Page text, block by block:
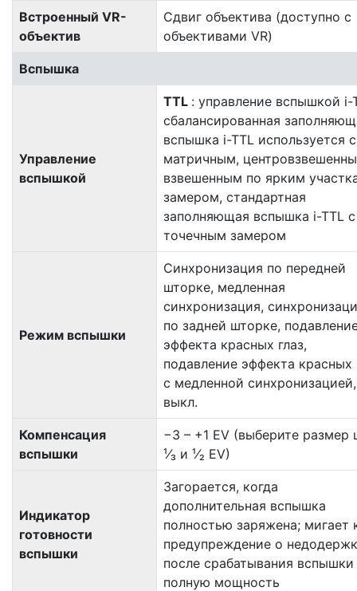
Встроенный VR-
объектив
Сдвиг объектива (доступно с
объективами VR)
Вспышка
Управление
вспышкой
TTL : управление вспышкой i-
сбалансированная
вспышка i-TTL используется с
матричным,
взвешенным по ярким
замером, стандартная
заполняющая вспышка i-TTL с
точечным замером
Режим вспышки
Синхронизация по передней
шторке, медленная
синхронизация,
по задней шторке,
эффекта красных глаз,
подавление эффекта красных
с медленной синхронизацией,
выкл.
Компенсация
вспышки
−3 – +1 EV (выберите размер
¹⁄₃ и ¹⁄₂ EV)
Индикатор
готовности
вспышки
Загорается, когда
дополнительная вспышка
полностью заряжена; мигает
предупреждение о
после срабатывания вспышки
полную мощность